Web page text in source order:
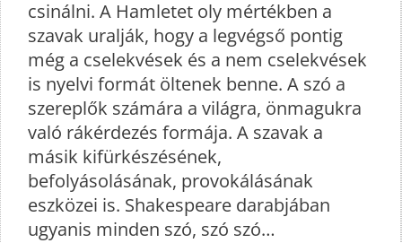
csinálni. A Hamletet oly mértékben a
szavak uralják, hogy a legvégső pontig
még a cselekvések és a nem cselekvések
is nyelvi formát öltenek benne. A szó a
szereplők számára a világra, önmagukra
való rákérdezés formája. A szavak a
másik kifürkészésének,
befolyásolásának, provokálásának
eszközei is. Shakespeare darabjában
ugyanis minden szó, szó szó…